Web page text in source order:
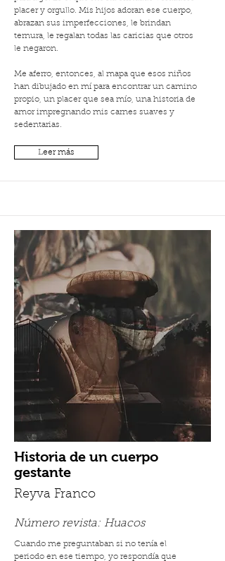
placer y orgullo. Mis hijos adoran ese cuerpo,
abrazan sus imperfecciones, le brindan
ternura, le regalan todas las caricias que otros
le negaron.
Me aferro, entonces, al mapa que esos niños
han dibujado en mí para encontrar un camino
propio, un placer que sea mío, una historia de
amor impregnando mis carnes suaves y
sedentarias.
Leer más
Historia de un cuerpo
gestante
Reyva Franco
Número revista: Huacos
Cuando me preguntaban si no tenía el
periodo en ese tiempo, yo respondía que